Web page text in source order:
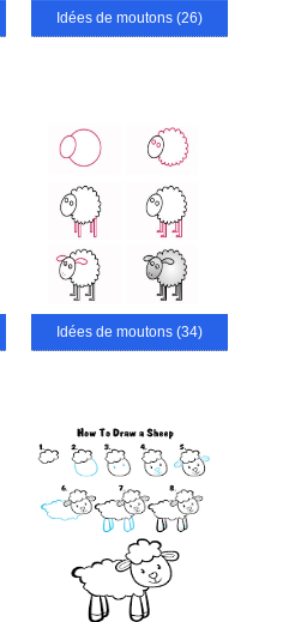
Idées de moutons (26)
Idées de moutons (34)